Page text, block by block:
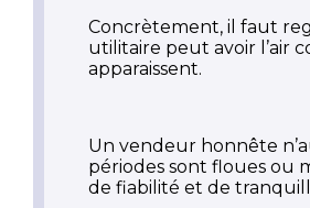
Concrètement, il faut
utilitaire peut avoir l’air
apparaissent.
Un vendeur honnête
périodes sont floues ou
de fiabilité et de